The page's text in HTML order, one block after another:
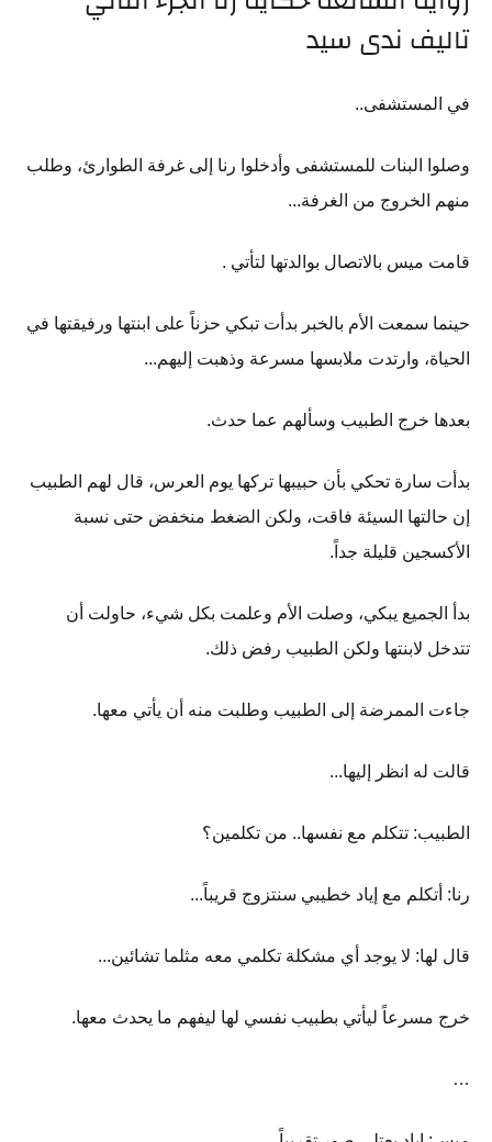
تاليف ندى سيد
في المستشفى..
وصلوا البنات للمستشفى وأدخلوا رنا إلى غرفة الطوارئ، وطلب
منهم الخروج من الغرفة...
قامت ميس بالاتصال بوالدتها لتأتي .
حينما سمعت الأم بالخبر بدأت تبكي حزناً على ابنتها ورفيقتها في
الحياة، وارتدت ملابسها مسرعة وذهبت إليهم...
بعدها خرج الطبيب وسألهم عما حدث.
بدأت سارة تحكي بأن حبيبها تركها يوم العرس، قال لهم الطبيب
إن حالتها السيئة فاقت، ولكن الضغط منخفض حتى نسبة
الأكسجين قليلة جداً.
بدأ الجميع يبكي، وصلت الأم وعلمت بكل شيء، حاولت أن
تتدخل لابنتها ولكن الطبيب رفض ذلك.
جاءت الممرضة إلى الطبيب وطلبت منه أن يأتي معها.
قالت له انظر إليها...
الطبيب: تتكلم مع نفسها.. من تكلمين؟
رنا: أتكلم مع إياد خطيبي سنتزوج قريباً...
قال لها: لا يوجد أي مشكلة تكلمي معه مثلما تشائين...
خرج مسرعاً ليأتي بطبيب نفسي لها ليفهم ما يحدث معها.
…